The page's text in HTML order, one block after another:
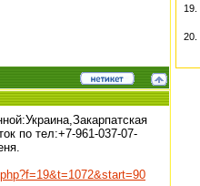
по тел:+7-961-037-07-
19.
20.